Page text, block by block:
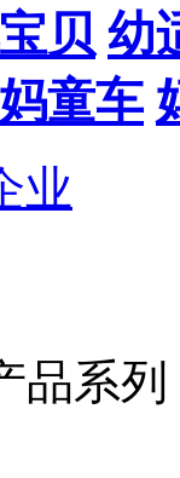
贝 幼
童车
业
品系列